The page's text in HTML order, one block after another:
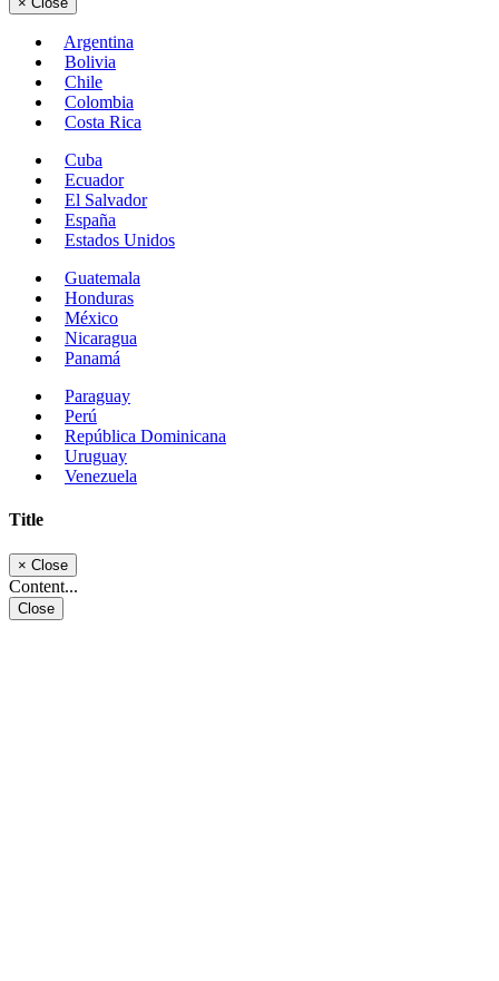
Argentina
Bolivia
Chile
Colombia
Costa Rica
Cuba
Ecuador
El Salvador
España
Estados Unidos
Guatemala
Honduras
México
Nicaragua
Panamá
Paraguay
Perú
República Dominicana
Uruguay
Venezuela
Title
× Close
Content...
Close